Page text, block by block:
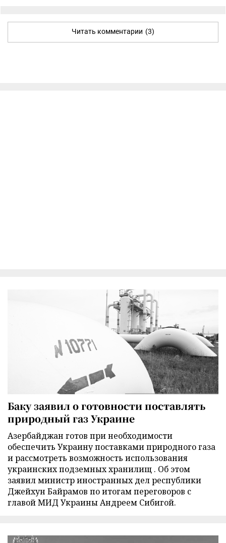
Читать комментарии (3)
Баку заявил о готовности поставлять
природный газ Украине
Азербайджан готов при необходимости
обеспечить Украину поставками природного газа
и рассмотреть возможность использования
украинских подземных хранилищ . Об этом
заявил министр иностранных дел республики
Джейхун Байрамов по итогам переговоров с
главой МИД Украины Андреем Сибигой.